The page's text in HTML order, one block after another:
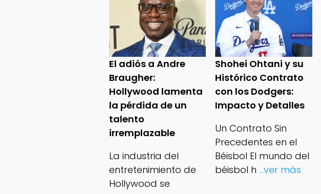
El adiós a Andre
Braugher:
Hollywood lamenta
la pérdida de un
talento
irremplazable
La industria del
entretenimiento de
Hollywood se
Shohei Ohtani y su
Histórico Contrato
con los Dodgers:
Impacto y Detalles
Un Contrato Sin
Precedentes en el
Béisbol El mundo del
béisbol h ...ver más